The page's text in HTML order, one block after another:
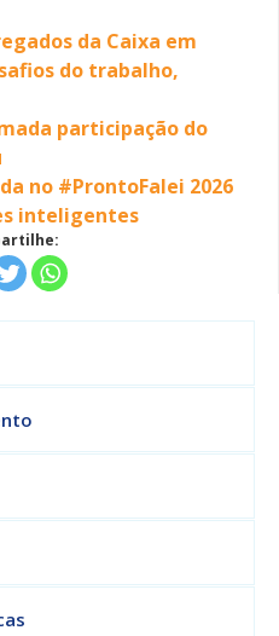
da Caixa em
do trabalho,
participação do
no #ProntoFalei 2026
inteligentes